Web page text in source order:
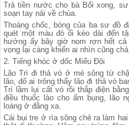
Trả tiền nước cho bà Bổi xong,
soạn tay nải về chùa.
Thoáng chốc, bóng của ba sư đồ
quét một màu đỏ ối kéo dài đến
hướng ấy bây giờ nom rợn hết
vọng lại càng khiến ai nhìn cũng
2. Tiếng khóc ở dốc Miếu Đôi
Lão Trì đi thả vó ở mé sông từ
lão, đố ai trông thấy lão đi thả vó
Trì lầm lụi cất vó rồi thắp điện
điều thuốc lào cho ấm bụng, lão
loáng ở đằng xa.
Cái bụi tre ở rìa sông chẻ ra làm